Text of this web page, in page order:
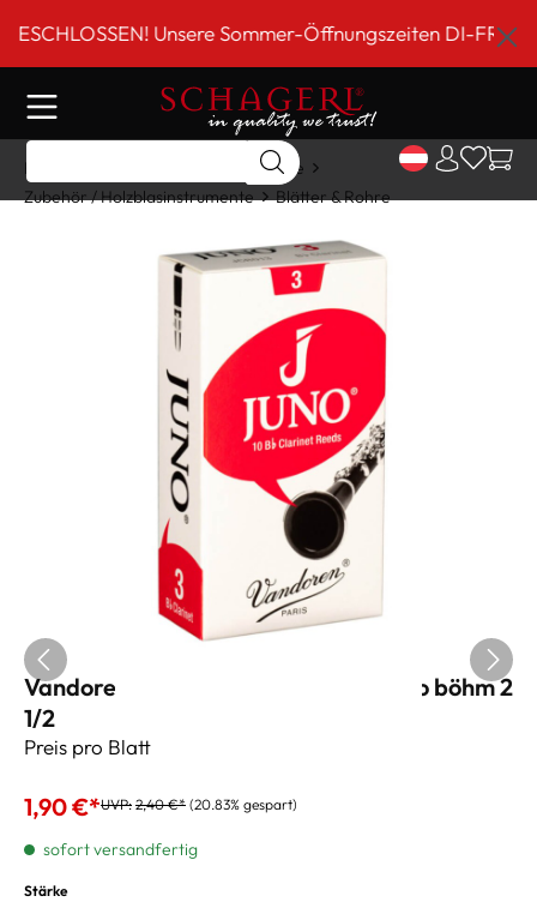
springenUnsere Sommer-Öffnungszeiten DI-FR 9 bis
Home
Holzblasinstrumente
Zubehör / Holzblasinstrumente
Blätter & Rohre
Vandoren Bb-Klarinettenblätter Juno böhm 2
1/2
Preis pro Blatt
1,90 €*UVP: 2,40 €* (20.83% gespart)
sofort versandfertig
Stärke